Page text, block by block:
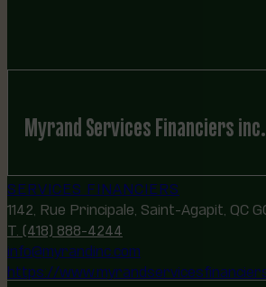
Myrand Services Financiers inc.
SERVICES FINANCIERS
1142, Rue Principale, Saint-Agapit, QC
T. (418) 888-4244
info@myrandinc.com
https://